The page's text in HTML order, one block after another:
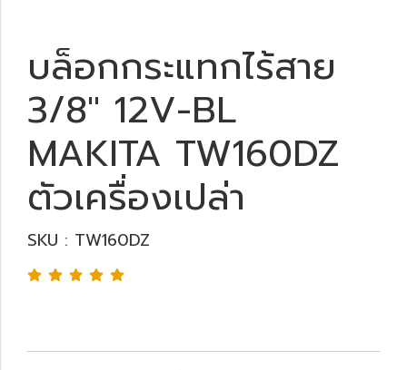
บล็อกกระแทกไร้สาย
3/8" 12V-BL
MAKITA TW160DZ
ตัวเครื่องเปล่า
SKU : TW160DZ